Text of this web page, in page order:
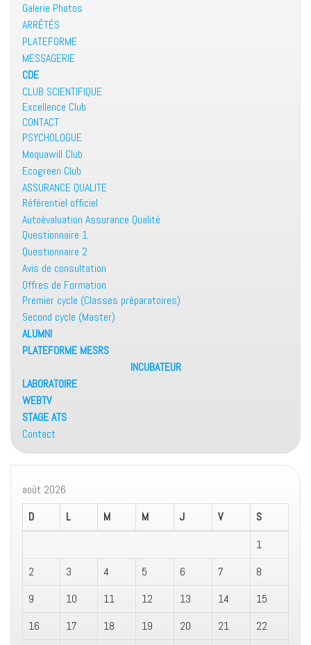
Galerie Photos
ARRÊTÉS
PLATEFORME
MESSAGERIE
CDE
CLUB SCIENTIFIQUE
Excellence Club
CONTACT
PSYCHOLOGUE
Moquawill Club
Ecogreen Club
ASSURANCE QUALITE
Référentiel officiel
Autoévaluation Assurance Qualité
Questionnaire 1
Questionnaire 2
Avis de consultation
Offres de Formation
Premier cycle (Classes préparatoires)
Second cycle (Master)
ALUMNI
PLATEFORME MESRS
INCUBATEUR
LABORATOIRE
WEBTV
STAGE ATS
Contact
août 2026
D
L M M J V
S
1
2
3 4 5 6 7
8
9
10 11 12 13 14
15
16
17 18 19 20 21
22